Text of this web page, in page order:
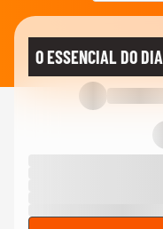
O ESSENCIAL DO DIA